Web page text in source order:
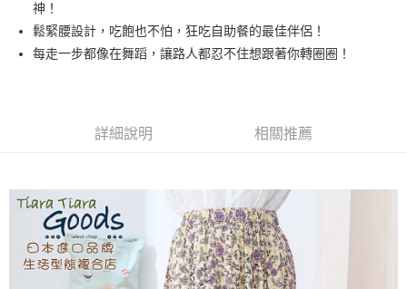
Google Pay
全盈+PAY
【關於「AFTEE先享後付」】
２．便利：只要手機號碼，簡訊認證，即可結帳。
３．安心：先確認商品／服務後，再付款。
【「AFTEE先享後付」結帳流程】
１．於結帳方式選擇「AFTEE先享後付」後，將跳轉至「AFTEE先享後付」
結帳頁面，進行簡訊認證並確認金額後，即可完成結帳。
運送方式
全家取貨付款
每筆NT$60，滿NT$1,800(含以上)免運費
付款後全家取貨
神！
鬆緊腰設計，吃飽也不怕，狂吃自助餐的最佳伴侶！
每走一步都像在舞蹈，讓路人都忍不住想跟著你轉圈圈！
詳細說明 相關推薦